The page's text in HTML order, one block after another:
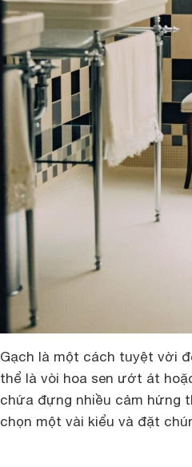
Gạch là một cách tuyệt vời
thể là vòi hoa sen ướt át
chứa đựng nhiều cảm hứng
chọn một vài kiểu và đặt